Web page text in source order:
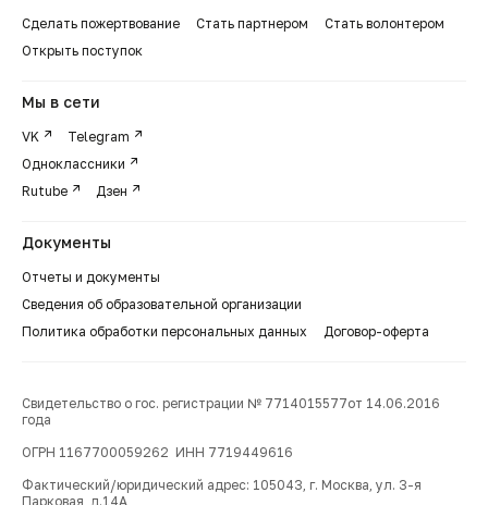
Сделать пожертвование Стать партнером
Стать волонтером
Открыть поступок
Мы в сети
VK
Telegram
Одноклассники
Rutube
Дзен
Документы
Отчеты и документы
Сведения об образовательной организации
Политика обработки персональных данных
Договор-оферта
Свидетельство о гос. регистрации № 7714015577от 14.06.2016
года
ОГРН 1167700059262 ИНН 7719449616
Фактический/юридический адрес: 105043, г. Москва, ул. 3-я
Парковая, д.14А